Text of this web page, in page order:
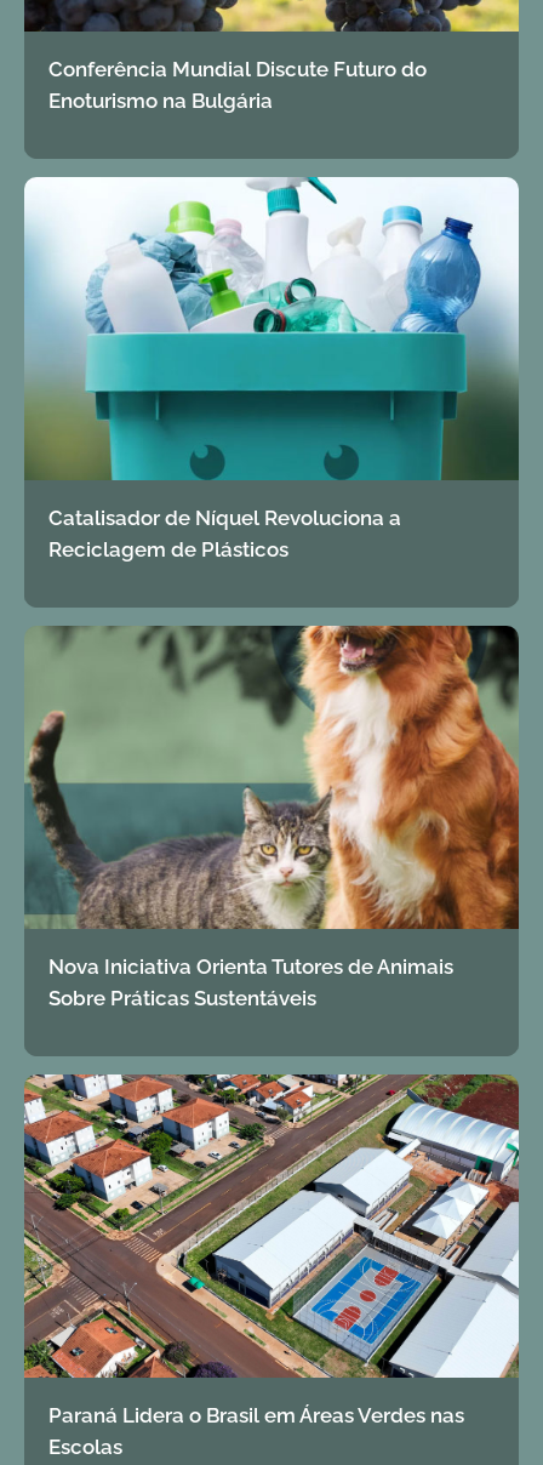
Conferência Mundial Discute Futuro do
Enoturismo na Bulgária
Catalisador de Níquel Revoluciona a
Reciclagem de Plásticos
Nova Iniciativa Orienta Tutores de Animais
Sobre Práticas Sustentáveis
Paraná Lidera o Brasil em Áreas Verdes nas
Escolas